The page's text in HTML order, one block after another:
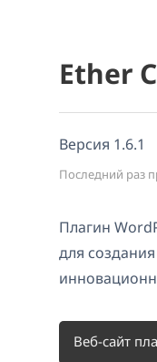
Ether
Версия 1.6.1
Последний раз
Плагин
для
Веб-сайт